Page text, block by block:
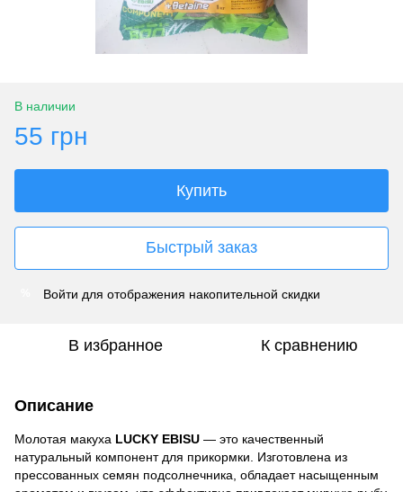
В наличии
55 грн
Купить
Быстрый заказ
Войти для отображения накопительной скидки
В избранное К сравнению
Описание
Молотая макуха LUCKY EBISU — это качественный
натуральный компонент для прикормки. Изготовлена из
прессованных семян подсолнечника, обладает насыщенным